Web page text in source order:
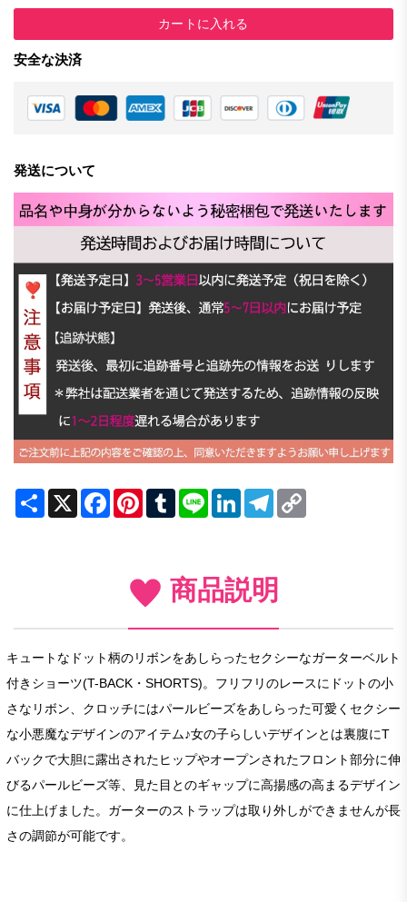
カートに入れる
安全な決済
発送について
Share X FacebookPinterestTumblrLine LinkedInTelegram
商品説明
キュートなドット柄のリボンをあしらったセクシーなガーターベルト
付きショーツ(T-BACK・SHORTS)。フリフリのレースにドットの小
さなリボン、クロッチにはパールビーズをあしらった可愛くセクシー
な小悪魔なデザインのアイテム♪女の子らしいデザインとは裏腹にT
バックで大胆に露出されたヒップやオープンされたフロント部分に伸
びるパールビーズ等、見た目とのギャップに高揚感の高まるデザイン
に仕上げました。ガーターのストラップは取り外しができませんが長
さの調節が可能です。